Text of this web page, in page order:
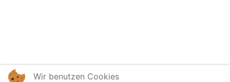
Wir benutzen Cookies